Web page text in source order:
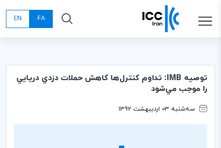
FA
EN
توصيه IMB: تداوم كنترل‌ها كاهش حملات دزدي دريايي
را موجب مي‌شود
سه‌شنبه 03 اردیبهشت 1392